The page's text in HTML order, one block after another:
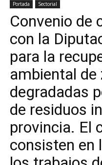
Portada Sectorial
Convenio de
con la
para la
ambiental de
degradadas
de residuos
provincia. El
consisten en